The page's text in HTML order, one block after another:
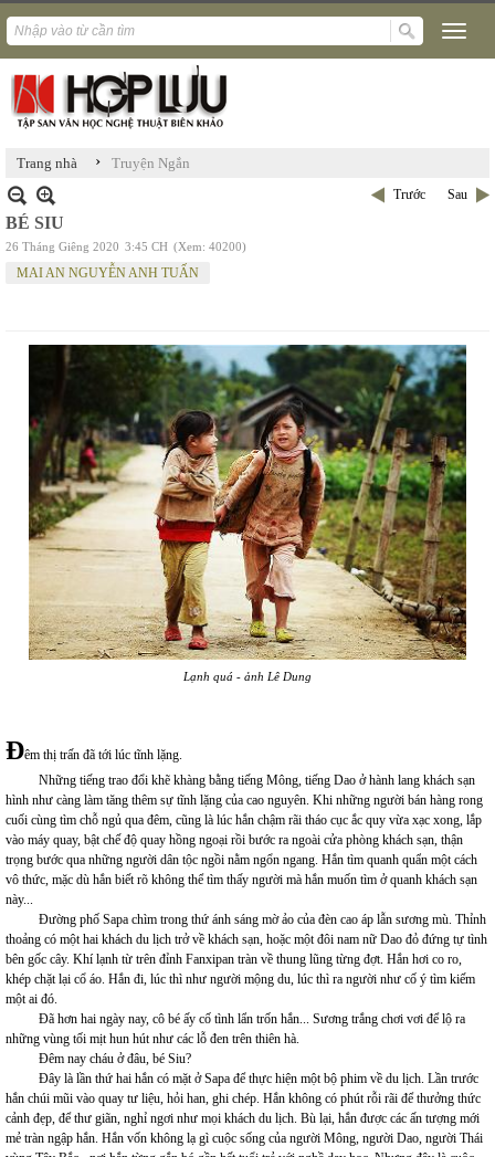
Trang nhà › Truyện Ngắn
Trước Sau
BÉ SIU
26 Tháng Giêng 2020 3:45 CH (Xem: 40200)
MAI AN NGUYỄN ANH TUẤN
Lạnh quá - ảnh Lê Dung
Đêm thị trấn đã tới lúc tĩnh lặng.
Những tiếng trao đổi khẽ khàng bằng tiếng Mông, tiếng Dao ở hành lang khách sạn
hình như càng làm tăng thêm sự tĩnh lặng của cao nguyên. Khi những người bán hàng rong
cuối cùng tìm chỗ ngủ qua đêm, cũng là lúc hắn chậm rãi tháo cục ắc quy vừa xạc xong, lắp
vào máy quay, bật chế độ quay hồng ngoại rồi bước ra ngoài cửa phòng khách sạn, thận
trọng bước qua những người dân tộc ngồi nằm ngổn ngang. Hắn tìm quanh quẩn một cách
vô thức, mặc dù hắn biết rõ không thể tìm thấy người mà hắn muốn tìm ở quanh khách sạn
này...
Đường phố Sapa chìm trong thứ ánh sáng mờ ảo của đèn cao áp lẫn sương mù. Thỉnh
thoảng có một hai khách du lịch trở về khách sạn, hoặc một đôi nam nữ Dao đỏ đứng tự tình
bên gốc cây. Khí lạnh từ trên đỉnh Fanxipan tràn về thung lũng từng đợt. Hắn hơi co ro,
khép chặt lại cổ áo. Hắn đi, lúc thì như người mộng du, lúc thì ra người như cố ý tìm kiếm
một ai đó.
Đã hơn hai ngày nay, cô bé ấy cố tình lẩn trốn hắn... Sương trắng chơi vơi để lộ ra
những vùng tối mịt hun hút như các lỗ đen trên thiên hà.
Đêm nay cháu ở đâu, bé Siu?
Đây là lần thứ hai hắn có mặt ở Sapa để thực hiện một bộ phim về du lịch. Lần trước
hắn chúi mũi vào quay tư liệu, hỏi han, ghi chép. Hắn không có phút rỗi rãi để thưởng thức
cảnh đẹp, để thư giãn, nghỉ ngơi như mọi khách du lịch. Bù lại, hắn được các ấn tượng mới
mẻ tràn ngập hắn. Hắn vốn không lạ gì cuộc sống của người Mông, người Dao, người Thái